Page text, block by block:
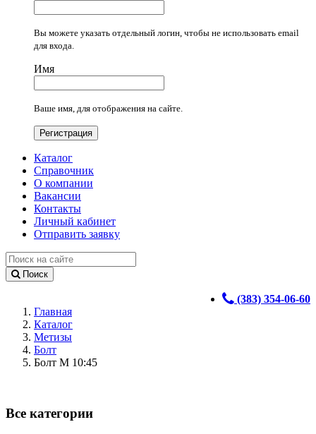
Вы можете указать отдельный логин, чтобы не использовать email
для входа.
Имя
Ваше имя, для отображения на сайте.
Регистрация
Каталог
Справочник
О компании
Вакансии
Контакты
Личный кабинет
Отправить заявку
Поиск
(383) 354-06-60
Главная
Каталог
Метизы
Болт
Болт М 10:45
Все категории